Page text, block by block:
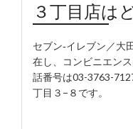
３丁目店は
セブン‐イレブン／大
在し、コンビニエン
話番号は03-3763-
丁目３−８です。